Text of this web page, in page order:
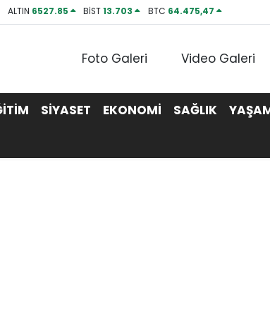
ALTIN 6527.85 BİST13.703 BTC 64.475,47
Foto Galeri Video Galeri
SİYASET EKONOMİ SAĞLIK